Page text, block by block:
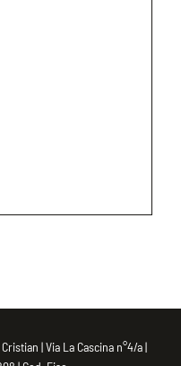
| Via La Cascina n°4/a |